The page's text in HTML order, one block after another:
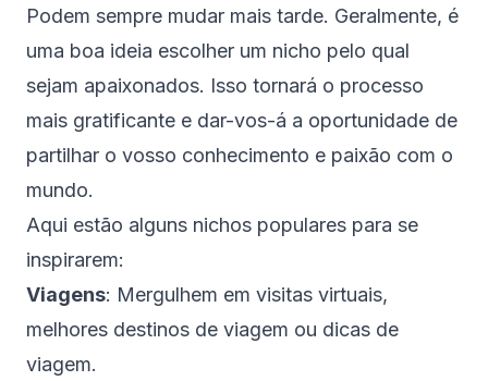
Podem sempre mudar mais tarde. Geralmente, é
uma boa ideia escolher um nicho pelo qual
sejam apaixonados. Isso tornará o processo
mais gratificante e dar-vos-á a oportunidade de
partilhar o vosso conhecimento e paixão com o
mundo.
Aqui estão alguns nichos populares para se
inspirarem:
Viagens: Mergulhem em visitas virtuais,
melhores destinos de viagem ou dicas de
viagem.